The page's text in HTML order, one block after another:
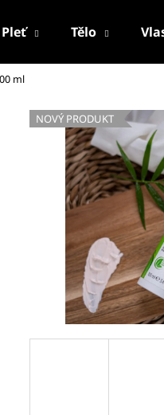
Pleť Tělo
ml
NOVÝ PRODUKT
PALSAR7 CESTOVNÍ